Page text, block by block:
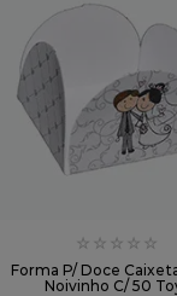
☆ ☆ ☆ ☆ ☆
Forma P/ Doce
Noivinho C/ 50